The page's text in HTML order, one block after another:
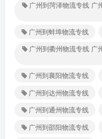
广州到菏泽物流专线
广州到蚌埠物流专线
广州到衢州物流专线
广州到襄阳物流专线
广州到达州物流专线
广州到通州物流专线
广州到邵阳物流专线